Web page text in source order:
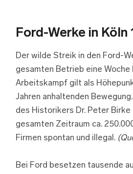
Ford-Werke in Köln
Der wilde Streik in den Ford-
gesamten Betrieb eine Woche
Arbeitskampf gilt als
Jahren anhaltenden
des Historikers Dr. Peter
gesamten Zeitraum ca.
Firmen spontan und illegal.
Bei Ford besetzen tausende